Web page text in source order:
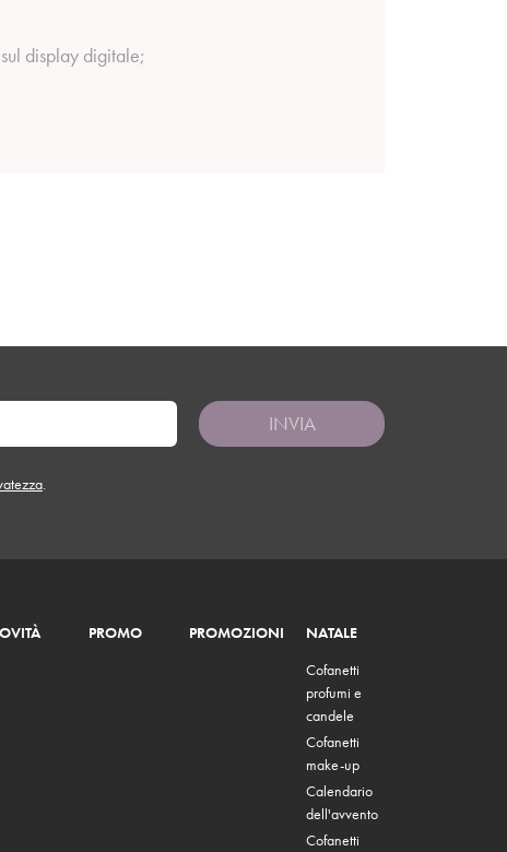
display digitale;
.
INVIA
PROMO PROMOZIONI
NATALE
Cofanetti
profumi e
candele
Cofanetti
make-up
Calendario
dell'avvento
Cofanetti